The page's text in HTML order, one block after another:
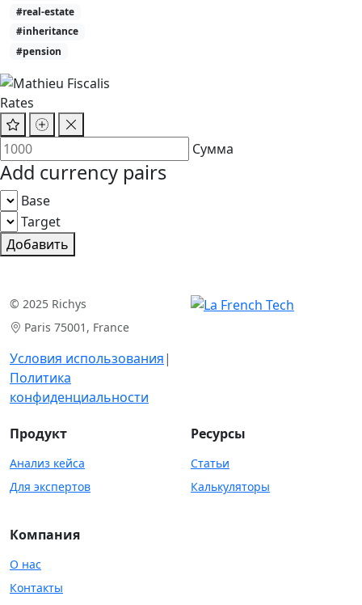
#real-estate
#inheritance
#pension
Rates
Сумма
Add currency pairs
Base
Target
Добавить
© 2025 Richys
Paris 75001, France
Условия использования|
Политика
конфиденциальности
Продукт
Анализ кейса
Для экспертов
Ресурсы
Статьи
Калькуляторы
Компания
О нас
Контакты